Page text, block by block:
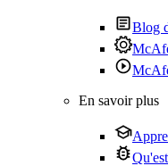
Blog
En savoir plus